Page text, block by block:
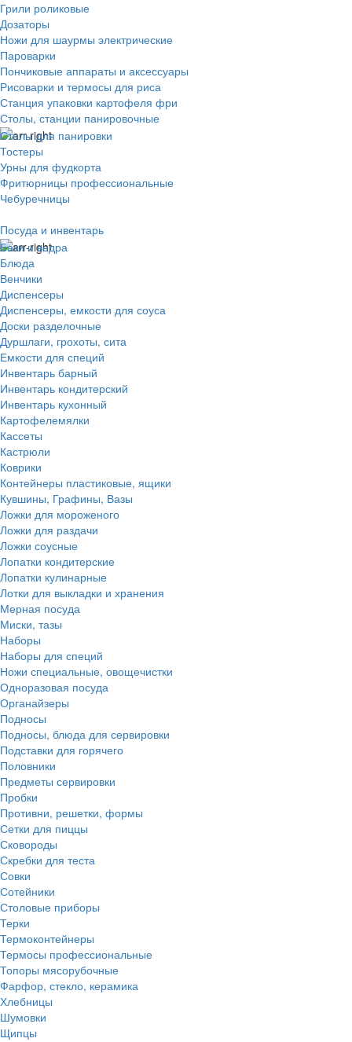
Грили роликовые
Дозаторы
Ножи для шаурмы электрические
Пароварки
Пончиковые аппараты и аксессуары
Рисоварки и термосы для риса
Станция упаковки картофеля фри
Столы, станции панировочные
Столы для панировки
Тостеры
Урны для фудкорта
Фритюрницы профессиональные
Чебуречницы
Посуда и инвентарь
Баки и ведра
Блюда
Венчики
Диспенсеры
Диспенсеры, емкости для соуса
Доски разделочные
Дуршлаги, грохоты, сита
Емкости для специй
Инвентарь барный
Инвентарь кондитерский
Инвентарь кухонный
Картофелемялки
Кассеты
Кастрюли
Коврики
Контейнеры пластиковые, ящики
Кувшины, Графины, Вазы
Ложки для мороженого
Ложки для раздачи
Ложки соусные
Лопатки кондитерские
Лопатки кулинарные
Лотки для выкладки и хранения
Мерная посуда
Миски, тазы
Наборы
Наборы для специй
Ножи специальные, овощечистки
Одноразовая посуда
Органайзеры
Подносы
Подносы, блюда для сервировки
Подставки для горячего
Половники
Предметы сервировки
Пробки
Противни, решетки, формы
Сетки для пиццы
Сковороды
Скребки для теста
Совки
Сотейники
Столовые приборы
Терки
Термоконтейнеры
Термосы профессиональные
Топоры мясорубочные
Фарфор, стекло, керамика
Хлебницы
Шумовки
Щипцы